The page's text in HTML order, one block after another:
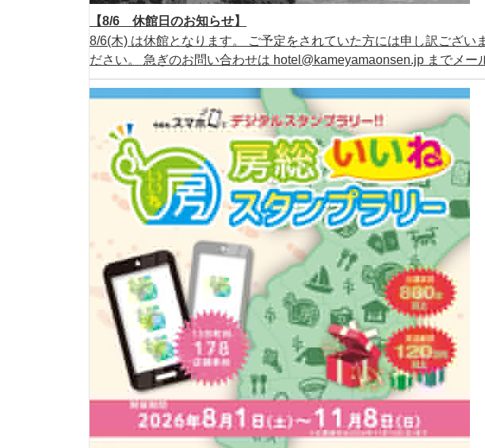
【8/6 休館日のお知らせ】
8/6(木) は休館となります。 ご予定をされていた方には申し訳ござい
ださい。 急ぎのお問い合わせは hotel@kameyamaonsen.jp までメー